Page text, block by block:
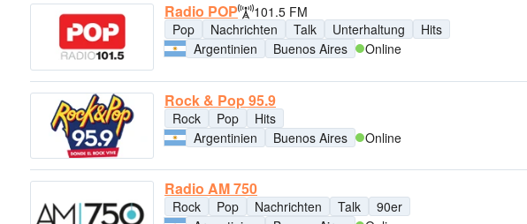
Radio POP
101.5 FM
Pop
Nachrichten Talk Unterhaltung
Hits
Argentinien
Buenos Aires Online
Rock & Pop 95.9
Rock Pop
Hits
Argentinien
Buenos Aires Online
Radio AM 750
Rock Pop Nachrichten Talk
90er